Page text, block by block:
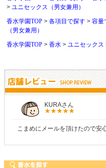
ユニセックス（男女兼用）
香水学園TOP
各項目で探す 容量
（男女兼用）
香水学園TOP
香水 ユニセックス
KURAさん
こまめにメールを頂けたので安